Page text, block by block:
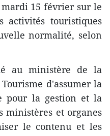
15 février sur le
activités touristiques
normalité, selon
au ministère de la
d'assumer la
pour la gestion et la
ministères et organes
le contenu et les